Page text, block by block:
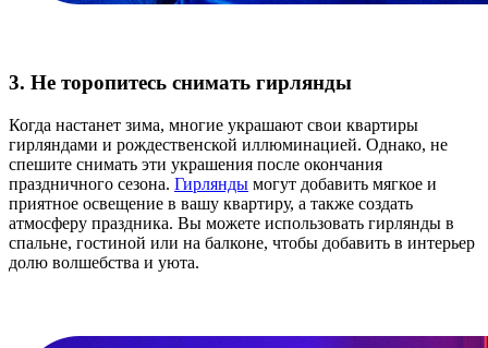
3. Не торопитесь снимать гирлянды
Когда настанет зима, многие украшают свои квартиры
гирляндами и рождественской иллюминацией. Однако, не
спешите снимать эти украшения после окончания
праздничного сезона. Гирлянды могут добавить мягкое и
приятное освещение в вашу квартиру, а также создать
атмосферу праздника. Вы можете использовать гирлянды в
спальне, гостиной или на балконе, чтобы добавить в интерьер
долю волшебства и уюта.